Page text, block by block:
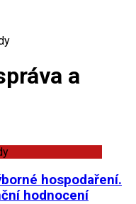
a
hospodaření.
hodnocení